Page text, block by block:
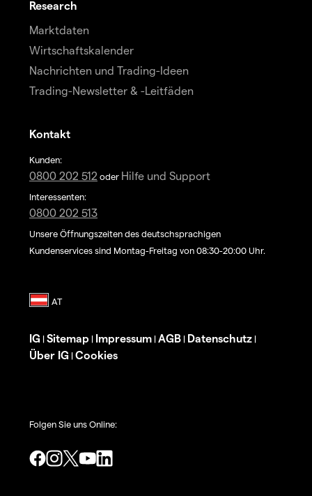
Research
Marktdaten
Wirtschaftskalender
Nachrichten und Trading-Ideen
Trading-Newsletter & -Leitfäden
Kontakt
Kunden:
0800 202 512 oder Hilfe und Support
Interessenten:
0800 202 513
Unsere Öffnungszeiten des deutschsprachigen
Kundenservices sind Montag-Freitag von 08:30-20:00 Uhr.
IG | Sitemap | Impressum | AGB | Datenschutz |
Über IG | Cookies
Folgen Sie uns Online: